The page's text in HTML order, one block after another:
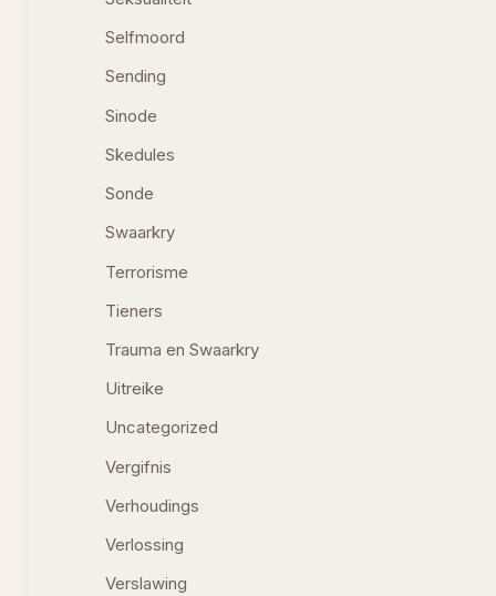
Selfmoord
Sending
Sinode
Skedules
Sonde
Swaarkry
Terrorisme
Tieners
Trauma en Swaarkry
Uitreike
Uncategorized
Vergifnis
Verhoudings
Verlossing
Verslawing